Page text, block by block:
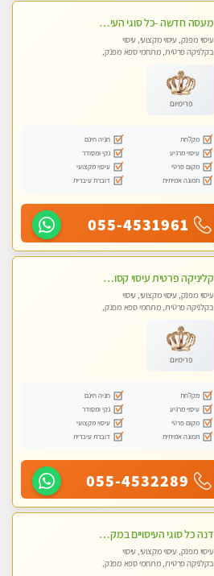
מעסה חדשה -כל סוגי העיסויים מעסה מקצועית ואיכותית פרטי!!!מומלץ לחלוטין!!
עיסוי מפנק, עיסוי מקצועי, עיסוי
בקלניקה פרטית, מתחמי ספא מפנק,
פרימיום
מקלחת
חניה חינם
עיסוי מרגיע
נקי ומסודר
מקום פרטי
עיסוי מקצועי
תמונה אמיתית
דוברת עיברית
055-4531961
קליניקה פרטית עיסוי קסום איכותי ומרגיע מידי זהב עיסוי שבדי קלאסי ורפלקסולוגיה שרות מקצועי
עיסוי מפנק, עיסוי מקצועי, עיסוי
בקלניקה פרטית, מתחמי ספא מפנק,
פרימיום
מקלחת
חניה חינם
עיסוי מרגיע
נקי ומסודר
מקום פרטי
עיסוי מקצועי
תמונה אמיתית
דוברת עיברית
055-4532289
דנה כל סוגי העיסויים במקום הכי מושלם בעיר בבאר שבע
עיסוי מפנק, עיסוי מקצועי, עיסוי
בקלניקה פרטית, מתחמי ספא מפנק,